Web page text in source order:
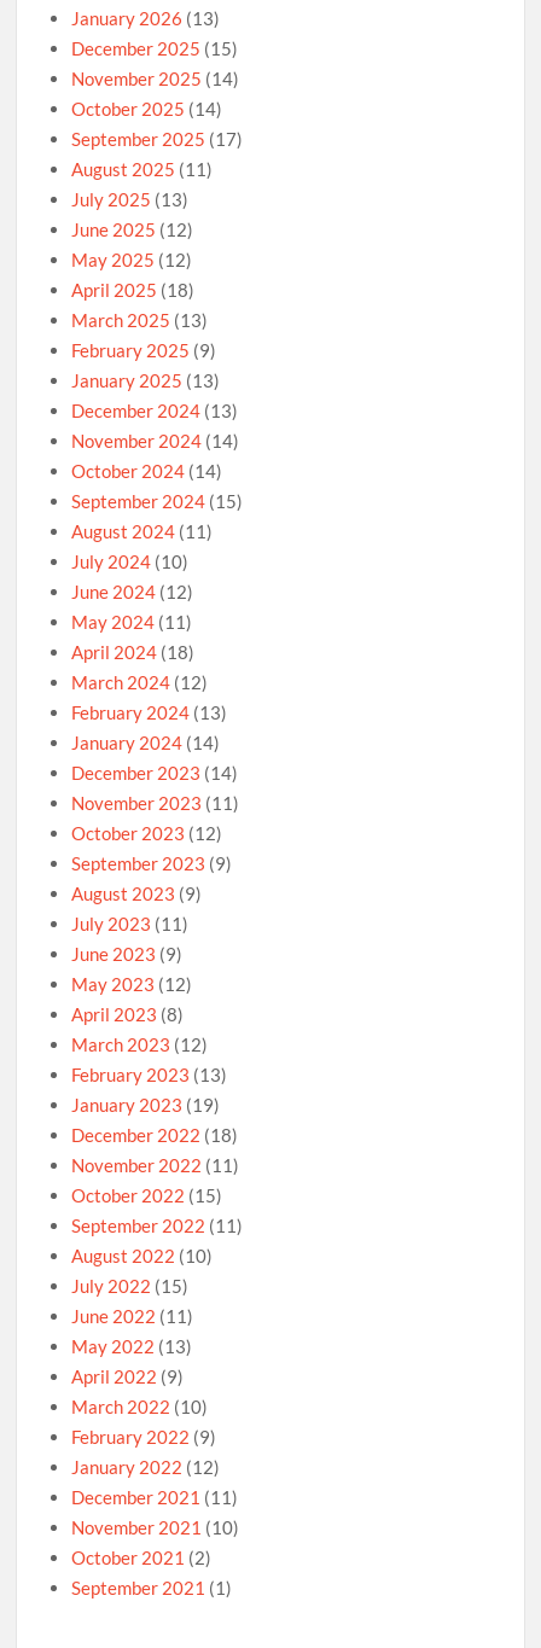
January 2026 (13)
December 2025 (15)
November 2025 (14)
October 2025 (14)
September 2025 (17)
August 2025 (11)
July 2025 (13)
June 2025 (12)
May 2025 (12)
April 2025 (18)
March 2025 (13)
February 2025 (9)
January 2025 (13)
December 2024 (13)
November 2024 (14)
October 2024 (14)
September 2024 (15)
August 2024 (11)
July 2024 (10)
June 2024 (12)
May 2024 (11)
April 2024 (18)
March 2024 (12)
February 2024 (13)
January 2024 (14)
December 2023 (14)
November 2023 (11)
October 2023 (12)
September 2023 (9)
August 2023 (9)
July 2023 (11)
June 2023 (9)
May 2023 (12)
April 2023 (8)
March 2023 (12)
February 2023 (13)
January 2023 (19)
December 2022 (18)
November 2022 (11)
October 2022 (15)
September 2022 (11)
August 2022 (10)
July 2022 (15)
June 2022 (11)
May 2022 (13)
April 2022 (9)
March 2022 (10)
February 2022 (9)
January 2022 (12)
December 2021 (11)
November 2021 (10)
October 2021 (2)
September 2021 (1)